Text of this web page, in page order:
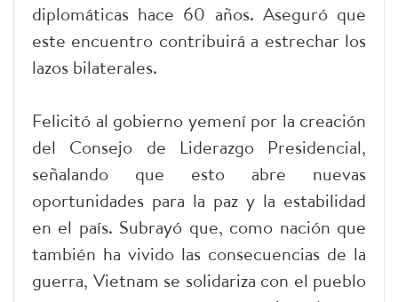
diplomáticas hace 60 años. Aseguró que
este encuentro contribuirá a estrechar los
lazos bilaterales.
Felicitó al gobierno yemení por la creación
del Consejo de Liderazgo Presidencial,
señalando que esto abre nuevas
oportunidades para la paz y la estabilidad
en el país. Subrayó que, como nación que
también ha vivido las consecuencias de la
guerra, Vietnam se solidariza con el pueblo